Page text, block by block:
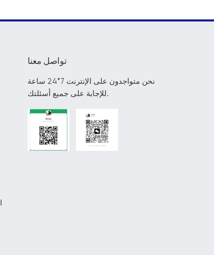
تواصل معنا
نحن متواجدون على الإنترنت 7*24 ساعة
للإجابة على جميع أسئلتك.